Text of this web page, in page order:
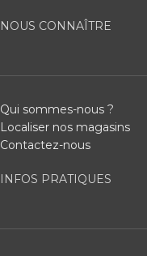
NOUS CONNAÎTRE
Qui sommes-nous ?
Localiser nos magasins
Contactez-nous
INFOS PRATIQUES